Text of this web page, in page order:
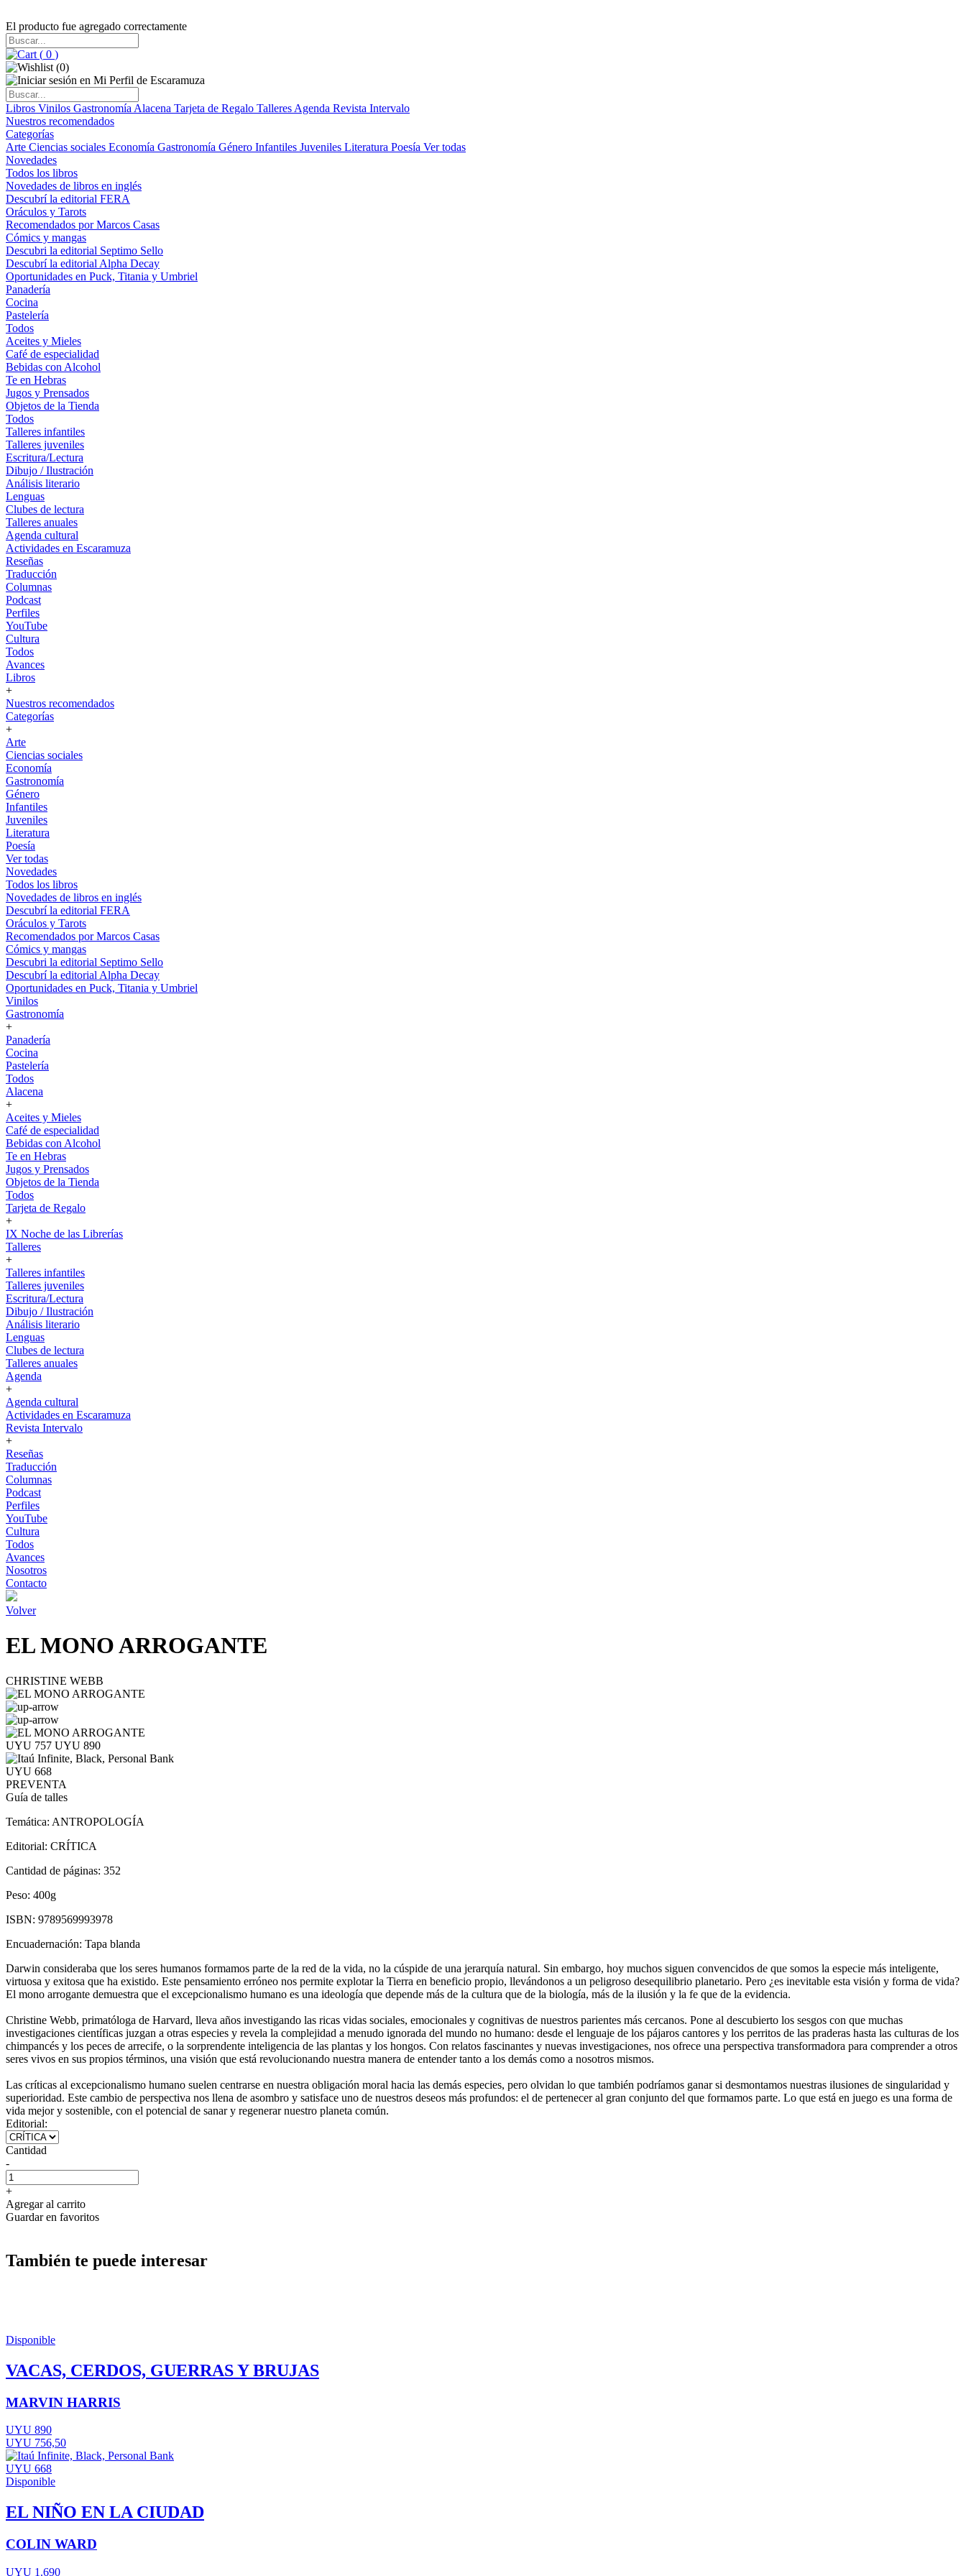
El producto fue agregado correctamente
( 0 )
(0)
Libros Vinilos Gastronomía Alacena Tarjeta de Regalo Talleres Agenda Revista Intervalo
Nuestros recomendados
Categorías
Arte Ciencias sociales Economía Gastronomía Género Infantiles Juveniles Literatura Poesía Ver todas
Novedades
Todos los libros
Novedades de libros en inglés
Descubrí la editorial FERA
Oráculos y Tarots
Recomendados por Marcos Casas
Cómics y mangas
Descubri la editorial Septimo Sello
Descubrí la editorial Alpha Decay
Oportunidades en Puck, Titania y Umbriel
Panadería
Cocina
Pastelería
Todos
Aceites y Mieles
Café de especialidad
Bebidas con Alcohol
Te en Hebras
Jugos y Prensados
Objetos de la Tienda
Todos
Talleres infantiles
Talleres juveniles
Escritura/Lectura
Dibujo / Ilustración
Análisis literario
Lenguas
Clubes de lectura
Talleres anuales
Agenda cultural
Actividades en Escaramuza
Reseñas
Traducción
Columnas
Podcast
Perfiles
YouTube
Cultura
Todos
Avances
Libros
+
Nuestros recomendados
Categorías
+
Arte
Ciencias sociales
Economía
Gastronomía
Género
Infantiles
Juveniles
Literatura
Poesía
Ver todas
Novedades
Todos los libros
Novedades de libros en inglés
Descubrí la editorial FERA
Oráculos y Tarots
Recomendados por Marcos Casas
Cómics y mangas
Descubri la editorial Septimo Sello
Descubrí la editorial Alpha Decay
Oportunidades en Puck, Titania y Umbriel
Vinilos
Gastronomía
+
Panadería
Cocina
Pastelería
Todos
Alacena
+
Aceites y Mieles
Café de especialidad
Bebidas con Alcohol
Te en Hebras
Jugos y Prensados
Objetos de la Tienda
Todos
Tarjeta de Regalo
+
IX Noche de las Librerías
Talleres
+
Talleres infantiles
Talleres juveniles
Escritura/Lectura
Dibujo / Ilustración
Análisis literario
Lenguas
Clubes de lectura
Talleres anuales
Agenda
+
Agenda cultural
Actividades en Escaramuza
Revista Intervalo
+
Reseñas
Traducción
Columnas
Podcast
Perfiles
YouTube
Cultura
Todos
Avances
Nosotros
Contacto
Volver
EL MONO ARROGANTE
CHRISTINE WEBB
UYU 757 UYU 890
UYU 668
PREVENTA
Guía de talles
Temática: ANTROPOLOGÍA
Editorial: CRÍTICA
Cantidad de páginas: 352
Peso: 400g
ISBN: 9789569993978
Encuadernación: Tapa blanda
Darwin consideraba que los seres humanos formamos parte de la red de la vida, no la cúspide de una jerarquía natural. Sin embargo, hoy muchos siguen convencidos de que somos la especie más inteligente,
virtuosa y exitosa que ha existido. Este pensamiento erróneo nos permite explotar la Tierra en beneficio propio, llevándonos a un peligroso desequilibrio planetario. Pero ¿es inevitable esta visión y forma de vida?
El mono arrogante demuestra que el excepcionalismo humano es una ideología que depende más de la cultura que de la biología, más de la ilusión y la fe que de la evidencia.
Christine Webb, primatóloga de Harvard, lleva años investigando las ricas vidas sociales, emocionales y cognitivas de nuestros parientes más cercanos. Pone al descubierto los sesgos con que muchas
investigaciones científicas juzgan a otras especies y revela la complejidad a menudo ignorada del mundo no humano: desde el lenguaje de los pájaros cantores y los perritos de las praderas hasta las culturas de los
chimpancés y los peces de arrecife, o la sorprendente inteligencia de las plantas y los hongos. Con relatos fascinantes y nuevas investigaciones, nos ofrece una perspectiva transformadora para comprender a otros
seres vivos en sus propios términos, una visión que está revolucionando nuestra manera de entender tanto a los demás como a nosotros mismos.
Las críticas al excepcionalismo humano suelen centrarse en nuestra obligación moral hacia las demás especies, pero olvidan lo que también podríamos ganar si desmontamos nuestras ilusiones de singularidad y
superioridad. Este cambio de perspectiva nos llena de asombro y satisface uno de nuestros deseos más profundos: el de pertenecer al gran conjunto del que formamos parte. Lo que está en juego es una forma de
vida mejor y sostenible, con el potencial de sanar y regenerar nuestro planeta común.
Editorial:
Cantidad
-
+
Agregar al carrito
Guardar en favoritos
También te puede interesar
Disponible
VACAS, CERDOS, GUERRAS Y BRUJAS
MARVIN HARRIS
UYU 890
UYU 756,50
UYU 668
Disponible
EL NIÑO EN LA CIUDAD
COLIN WARD
UYU 1.690